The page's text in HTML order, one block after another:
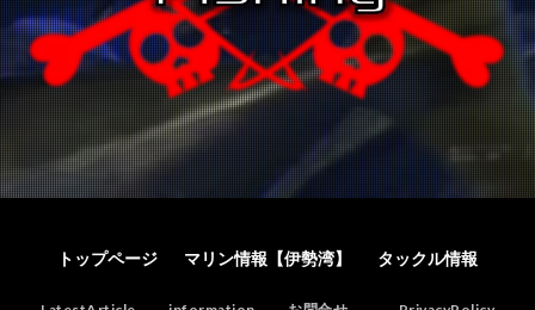
トップページ マリン情報【伊勢湾】 タックル情報